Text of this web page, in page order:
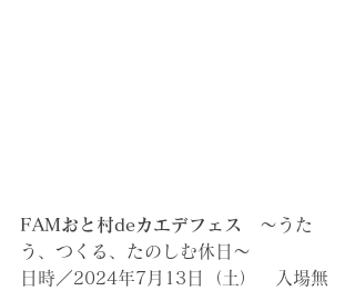
FAMおと村deカエデフェス 〜うた
う、つくる、たのしむ休日〜
日時／2024年7月13日（土）　入場無